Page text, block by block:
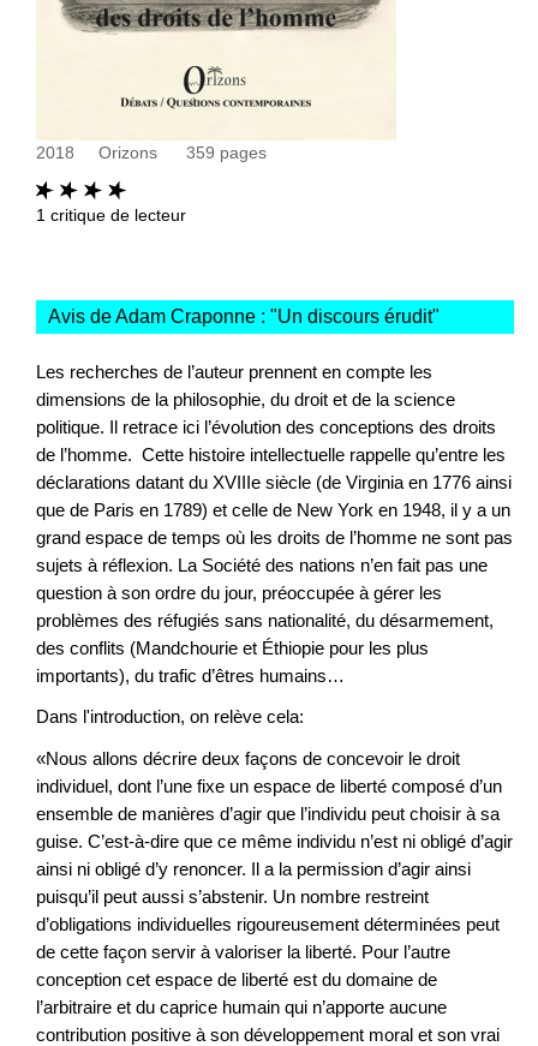
2018 Orizons 359 pages
1 critique de lecteur
Avis de Adam Craponne : "Un discours érudit"
Les recherches de l’auteur prennent en compte les
dimensions de la philosophie, du droit et de la science
politique. Il retrace ici l’évolution des conceptions des droits
de l’homme. Cette histoire intellectuelle rappelle qu’entre les
déclarations datant du XVIIIe siècle (de Virginia en 1776 ainsi
que de Paris en 1789) et celle de New York en 1948, il y a un
grand espace de temps où les droits de l’homme ne sont pas
sujets à réflexion. La Société des nations n’en fait pas une
question à son ordre du jour, préoccupée à gérer les
problèmes des réfugiés sans nationalité, du désarmement,
des conflits (Mandchourie et Éthiopie pour les plus
importants), du trafic d’êtres humains…
Dans l'introduction, on relève cela:
«Nous allons décrire deux façons de concevoir le droit
individuel, dont l’une fixe un espace de liberté composé d’un
ensemble de manières d’agir que l’individu peut choisir à sa
guise. C’est-à-dire que ce même individu n’est ni obligé d’agir
ainsi ni obligé d’y renoncer. Il a la permission d’agir ainsi
puisqu’il peut aussi s’abstenir. Un nombre restreint
d’obligations individuelles rigoureusement déterminées peut
de cette façon servir à valoriser la liberté. Pour l’autre
conception cet espace de liberté est du domaine de
l’arbitraire et du caprice humain qui n’apporte aucune
contribution positive à son développement moral et son vrai